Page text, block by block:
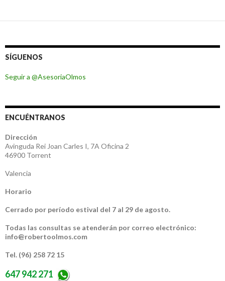
SÍGUENOS
Seguir a @AsesoriaOlmos
ENCUÉNTRANOS
Dirección
Avinguda Rei Joan Carles I, 7A Oficina 2
46900 Torrent
Valencia
Horario
Cerrado por período estival del 7 al 29 de agosto.
Todas las consultas se atenderán por correo electrónico:
info@robertoolmos.com
Tel. (96) 258 72 15
647 942 271